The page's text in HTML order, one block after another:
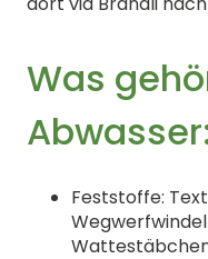
Was
Feststoffe: